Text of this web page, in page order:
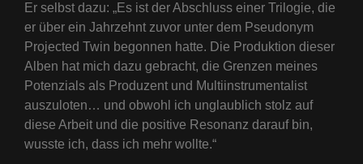
Er selbst dazu: „Es ist der Abschluss einer Trilogie, die
er über ein Jahrzehnt zuvor unter dem Pseudonym
Projected Twin begonnen hatte. Die Produktion dieser
Alben hat mich dazu gebracht, die Grenzen meines
Potenzials als Produzent und Multiinstrumentalist
auszuloten… und obwohl ich unglaublich stolz auf
diese Arbeit und die positive Resonanz darauf bin,
wusste ich, dass ich mehr wollte.“